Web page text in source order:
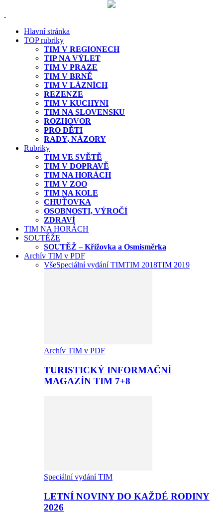
Hlavní stránka
TOP rubriky
TIM V REGIONECH
TIP NA VÝLET
TIM V PRAZE
TIM V BRNĚ
TIM V LÁZNÍCH
REZENZE
TIM V KUCHYNI
TIM NA SLOVENSKU
ROZHOVOR
PRO DĚTI
RADY, NÁZORY
Rubriky
TIM VE SVĚTĚ
TIM V DOPRAVĚ
TIM NA HORÁCH
TIM V ZOO
TIM NA KOLE
CHUŤOVKA
OSOBNOSTI, VÝROČÍ
ZDRAVÍ
TIM NA HORÁCH
SOUTĚŽE
SOUTĚŽ – Křížovka a Osmisměrka
Archív TIM v PDF
VšeSpeciální vydání TIMTIM 2018TIM 2019
Archív TIM v PDF
TURISTICKÝ INFORMAČNÍ
MAGAZÍN TIM 7+8
Speciální vydání TIM
LETNÍ NOVINY DO KAŽDÉ RODINY
2026